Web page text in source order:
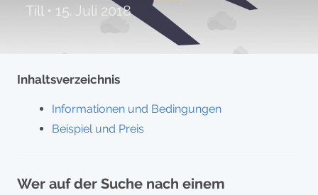
Till • 15. Juli 2018
Inhaltsverzeichnis
Informationen und Bedingungen
Beispiel und Preis
Wer auf der Suche nach einem